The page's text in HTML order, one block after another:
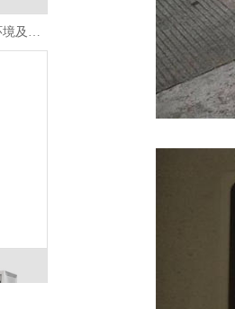
苏州索迩电子购买我司多台环境及包装检测设备